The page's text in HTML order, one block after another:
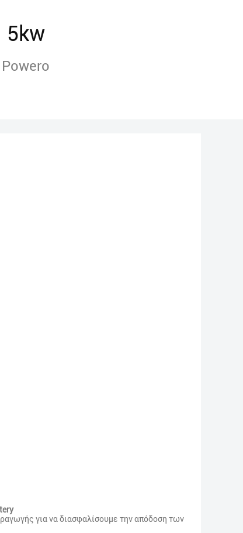
5kw
Powero
για να διασφαλίσουμε την απόδοση των